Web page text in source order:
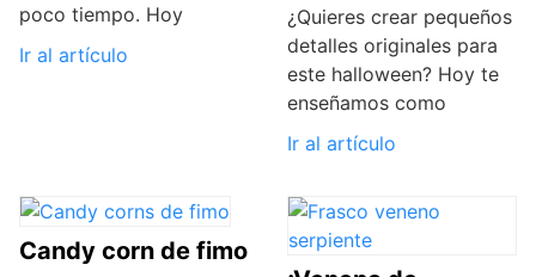
poco tiempo. Hoy
Ir al artículo
¿Quieres crear pequeños
detalles originales para
este halloween? Hoy te
enseñamos como
Ir al artículo
Candy corn de fimo